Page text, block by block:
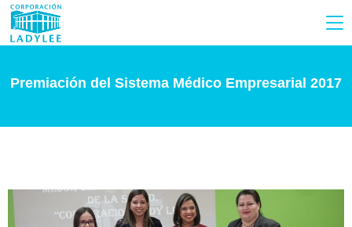
Premiación del Sistema Médico Empresarial 2017